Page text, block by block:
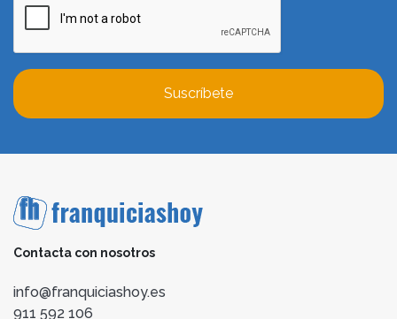
Suscríbete
Contacta con nosotros
info@franquiciashoy.es
911 592 106